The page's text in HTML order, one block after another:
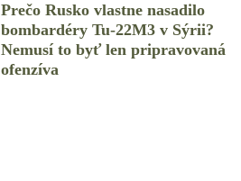
Prečo Rusko vlastne nasadilo
bombardéry Tu-22M3 v Sýrii?
Nemusí to byť len pripravovaná
ofenzíva